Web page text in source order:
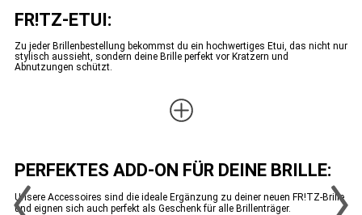
FR!TZ-ETUI:
Zu jeder Brillenbestellung bekommst du ein hochwertiges Etui, das nicht nur
stylisch aussieht, sondern deine Brille perfekt vor Kratzern und
Abnutzungen schützt.
PERFEKTES ADD-ON FÜR DEINE BRILLE:
Unsere Accessoires sind die ideale Ergänzung zu deiner neuen FR!TZ-Brille
und eignen sich auch perfekt als Geschenk für alle Brillenträger.